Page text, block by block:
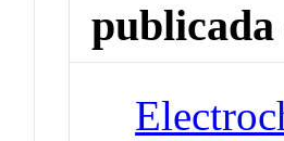
publicada